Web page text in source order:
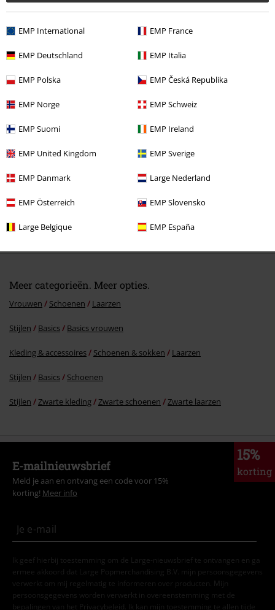
EMP International EMP France
EMP Deutschland EMP Italia
EMP Polska EMP Česká Republika
EMP Norge EMP Schweiz
EMP Suomi EMP Ireland
EMP United Kingdom EMP Sverige
EMP Danmark Large Nederland
EMP Österreich EMP Slovensko
Large Belgique EMP España
Laatst bezocht
€ 194,99
Meer categorieën. Meer opties.
Vrouwen Schoenen Laarzen
Stijlen Basics Basics vrouwen
Kleding & accessoires Schoenen & sokken Laarzen
Stijlen Basics Schoenen
Stijlen Zwarte kleding Zwarte schoenen Zwarte laarzen
15%
korting
E-mailnieuwsbrief
Meld je aan en ontvang een code voor 15%
korting! Meer info
Ik geef hierbij toestemming om de Large-nieuwsbrief te ontvangen en ga
ermee akkoord dat Large Popmerchandising B.V. mijn persoonsgegevens
verwerkt om mij regelmatig te informeren over producten. Mijn
persoonsgegevens worden verwerkt in overeenstemming met de
bepalingen van het
Privacybeleid . Ik kan mijn toestemming te allen tijde